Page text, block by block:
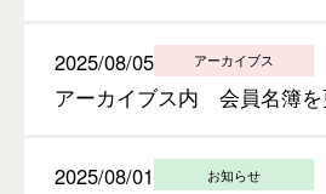
2025/08/05 アーカイブス
アーカイブス内 会員名簿を
2025/08/01 お知らせ